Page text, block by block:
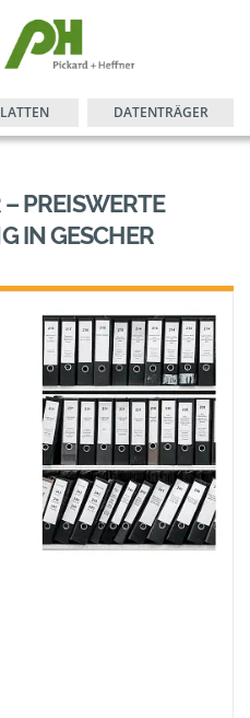
DATENTRÄGER
PREISWERTE
IN GESCHER